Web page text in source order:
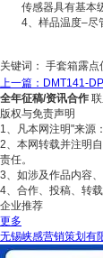
传感器具有基本级
4、样品温度–尽管
关键词： 手套箱露点
上一篇：DMT141-
全年征稿/资讯合作
版权与免责声明
1、凡本网注明"来源
2、本网转载并注明
责任。
3、如涉及作品内容
4、合作、投稿、转
企业推荐
更多
无锡峡感营销策划有